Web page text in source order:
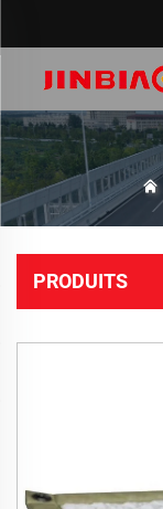
PRODUITS